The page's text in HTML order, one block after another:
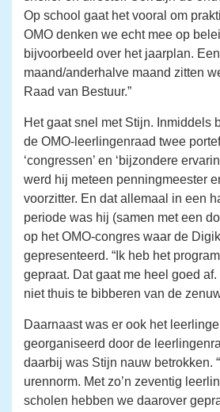
Op school gaat het vooral om
OMO denken we echt mee op
bijvoorbeeld over het jaarplan.
maand/anderhalve maand zitten
Raad van Bestuur.”
Het gaat snel met Stijn. Inmiddels
de OMO-leerlingenraad twee
‘congressen’ en ‘bijzondere
werd hij meteen penningmeester
voorzitter. En dat allemaal in een
periode was hij (samen met een
op het OMO-congres waar de
gepresenteerd. “Ik heb het
gepraat. Dat gaat me heel goed
niet thuis te bibberen van de
Daarnaast was er ook het
georganiseerd door de
daarbij was Stijn nauw betrokken.
urennorm. Met zo’n zeventig
scholen hebben we daarover